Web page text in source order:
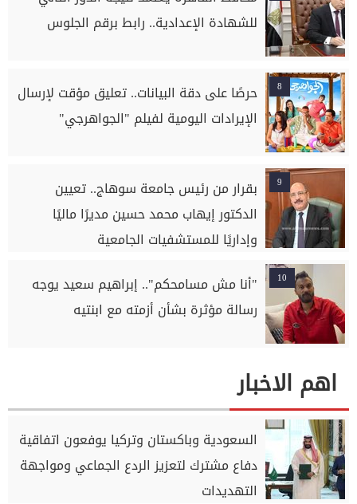
للشهادة الإعدادية.. رابط برقم الجلوس
8
حرصًا على دقة البيانات.. تعليق مؤقت لإرسال
الإيرادات اليومية لفيلم "الجواهرجي"
9
بقرار من رئيس جامعة سوهاج.. تعيين
الدكتور إيهاب محمد حسين مديرًا ماليًا
وإداريًا للمستشفيات الجامعية
10
"أنا مش مسامحكم".. إبراهيم سعيد يوجه
رسالة مؤثرة بشأن أزمته مع ابنتيه
اهم الاخبار
السعودية وباكستان وتركيا يوفعون اتفاقية
دفاع مشترك لتعزيز الردع الجماعي ومواجهة
التهديدات